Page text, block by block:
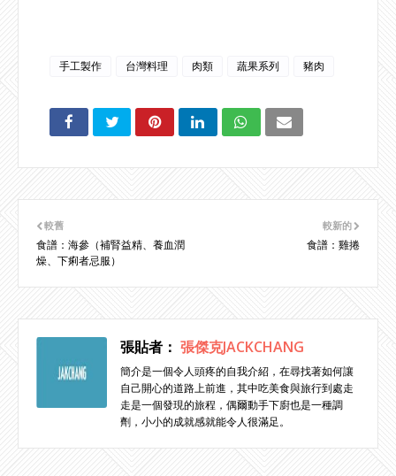
手工製作 台灣料理 肉類 蔬果系列 豬肉
較新的
食譜：雞捲
較舊
食譜：海參（補腎益精、養血潤
燥、下痢者忌服）
張貼者： 張傑克JACKCHANG
簡介是一個令人頭疼的自我介紹，在尋找著如何讓
自己開心的道路上前進，其中吃美食與旅行到處走
走是一個發現的旅程，偶爾動手下廚也是一種調
劑，小小的成就感就能令人很滿足。